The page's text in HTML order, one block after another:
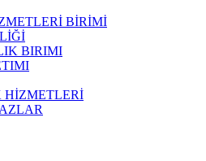
BİRİMİ
BIRIMI
HİZMETLERİ